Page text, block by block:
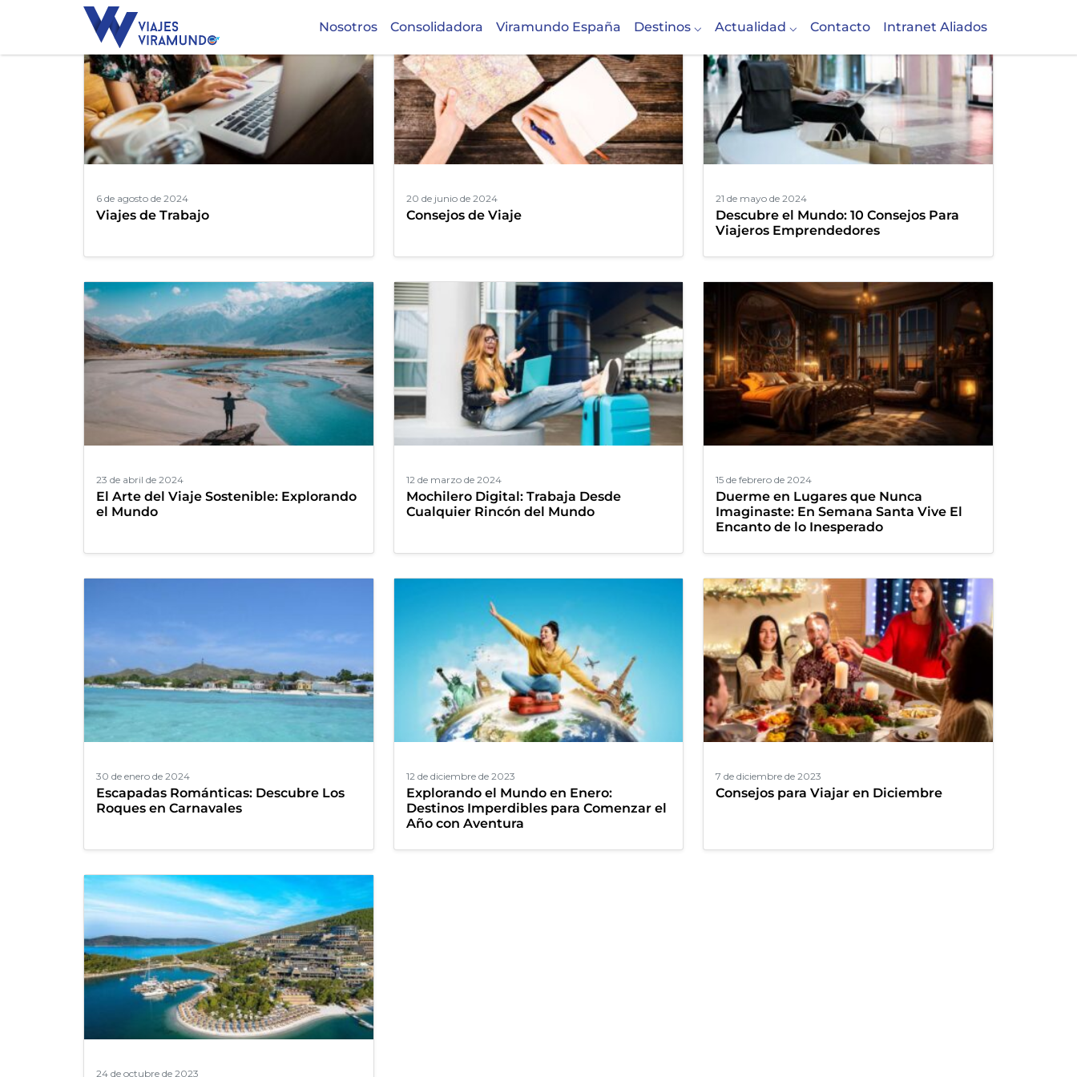
Nosotros Consolidadora Viramundo España Destinos Actualidad Contacto Intranet Aliados
6 de agosto de 2024
Viajes de Trabajo
20 de junio de 2024
Consejos de Viaje
21 de mayo de 2024
Descubre el Mundo: 10 Consejos Para
Viajeros Emprendedores
23 de abril de 2024
El Arte del Viaje Sostenible: Explorando
el Mundo
12 de marzo de 2024
Mochilero Digital: Trabaja Desde
Cualquier Rincón del Mundo
15 de febrero de 2024
Duerme en Lugares que Nunca
Imaginaste: En Semana Santa Vive El
Encanto de lo Inesperado
30 de enero de 2024
Escapadas Románticas: Descubre Los
Roques en Carnavales
12 de diciembre de 2023
Explorando el Mundo en Enero:
Destinos Imperdibles para Comenzar el
Año con Aventura
7 de diciembre de 2023
Consejos para Viajar en Diciembre
24 de octubre de 2023